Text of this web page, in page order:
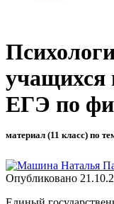
учащихся
ЕГЭ по
материал (11 класс) по
Опубликовано